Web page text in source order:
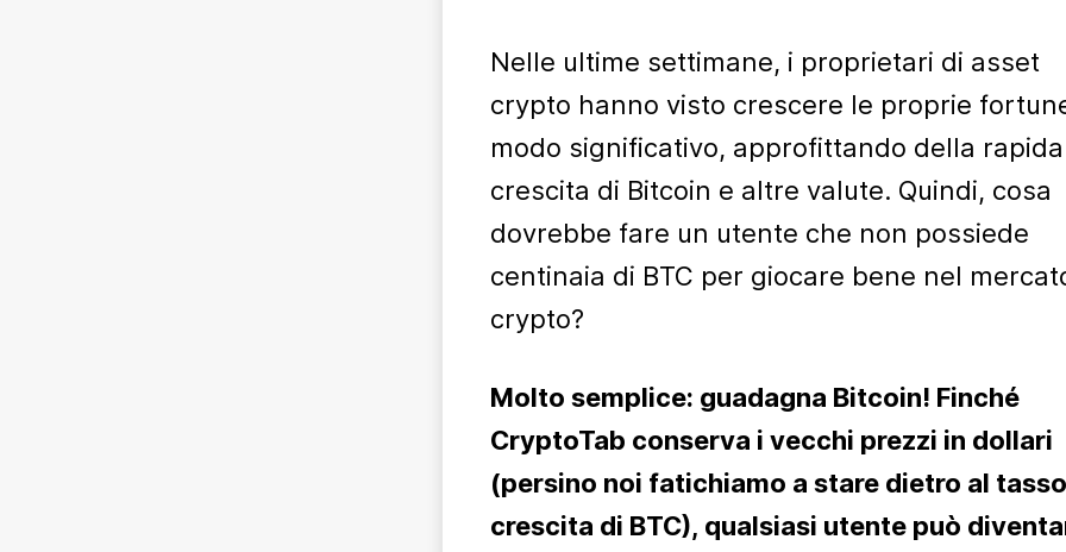
Nelle ultime settimane, i proprietari di asset
crypto hanno visto crescere le proprie
modo significativo, approfittando della rapida
crescita di Bitcoin e altre valute. Quindi, cosa
dovrebbe fare un utente che non possiede
centinaia di BTC per giocare bene nel
crypto?
Molto semplice: guadagna Bitcoin! Finché
CryptoTab conserva i vecchi prezzi in dollari
(persino noi fatichiamo a stare dietro al
crescita di BTC), qualsiasi utente può